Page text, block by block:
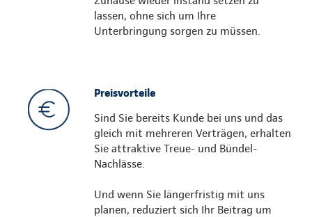
lassen, ohne sich um Ihre
Unterbringung sorgen zu müssen.
Preisvorteile
Sind Sie bereits Kunde bei uns und das
gleich mit mehreren Verträgen, erhalten
Sie attraktive Treue- und Bündel-
Nachlässe.
Und wenn Sie längerfristig mit uns
planen, reduziert sich Ihr Beitrag um